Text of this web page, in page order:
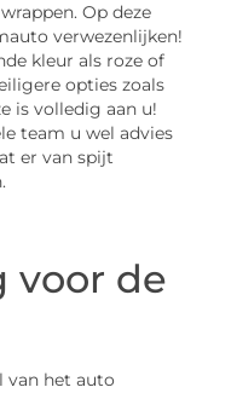
Op deze
verwezenlijken!
kleur als roze of
opties zoals
is volledig aan u!
team u wel advies
er van spijt
voor de
van het auto